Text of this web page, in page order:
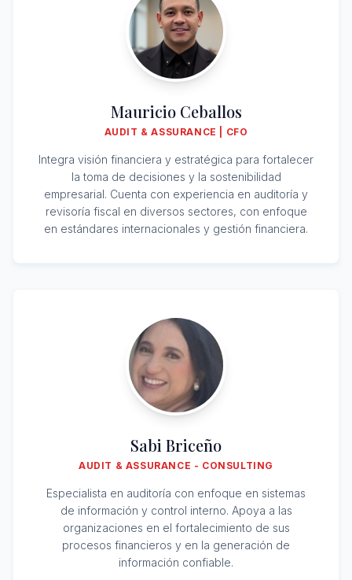
Mauricio Ceballos
AUDIT & ASSURANCE | CFO
Integra visión financiera y estratégica para fortalecer
la toma de decisiones y la sostenibilidad
empresarial. Cuenta con experiencia en auditoría y
revisoría fiscal en diversos sectores, con enfoque
en estándares internacionales y gestión financiera.
Sabi Briceño
AUDIT & ASSURANCE - CONSULTING
Especialista en auditoría con enfoque en sistemas
de información y control interno. Apoya a las
organizaciones en el fortalecimiento de sus
procesos financieros y en la generación de
información confiable.